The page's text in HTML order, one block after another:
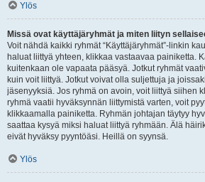
Ylös
Missä ovat käyttäjäryhmät ja miten liityn
Voit nähdä kaikki ryhmät “Käyttäjäryhmät”-linkin
haluat liittyä yhteen, klikkaa vastaavaa painiketta.
kuitenkaan ole vapaata pääsyä. Jotkut ryhmät
kuin voit liittyä. Jotkut voivat olla suljettuja ja
jäsenyyksiä. Jos ryhmä on avoin, voit liittyä siihen
ryhmä vaatii hyväksynnän liittymistä varten, voit
klikkaamalla painiketta. Ryhmän johtajan täytyy
saattaa kysyä miksi haluat liittyä ryhmään. Älä
eivät hyväksy pyyntöäsi. Heillä on syynsä.
Ylös